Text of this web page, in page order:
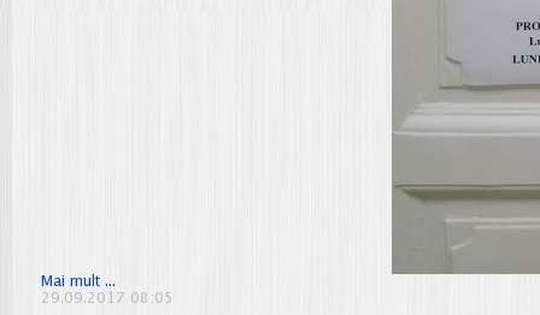
Mai mult ...
secretariat
29.09.2017 08:05